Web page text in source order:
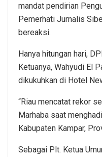
mandat pendirian
Pemerhati Jurnalis
bereaksi.
Hanya hitungan hari,
Ketuanya, Wahyudi El
dikukuhkan di Hotel
“Riau mencatat rekor
Marhaba saat
Kabupaten Kampar,
Sebagai Plt. Ketua